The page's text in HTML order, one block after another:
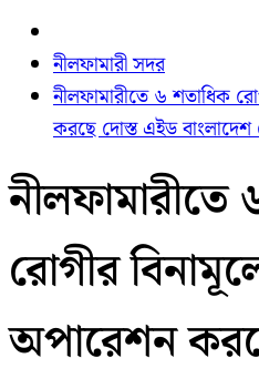
নীলফামারী সদর
নীলফামারীতে ৬ শতাধিক
করছে দোস্ত এইড বাংলাদেশ
রোগীর
অপারেশন